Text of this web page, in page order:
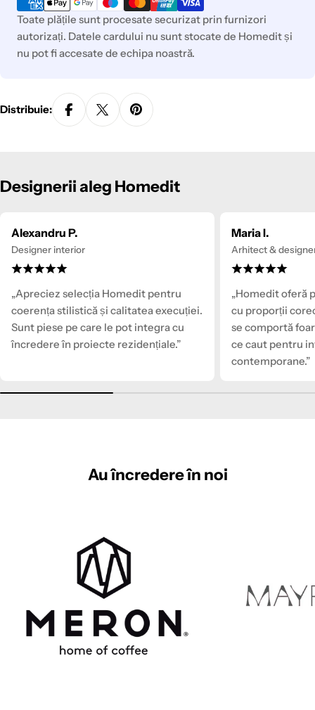
plată
Toate plățile sunt procesate securizat prin furnizori
autorizați. Datele cardului nu sunt stocate de Homedit și
nu pot fi accesate de echipa noastră.
Distribuie:
Designerii aleg Homedit
Alexandru P.
Designer interior
„Apreciez selecția Homedit pentru
coerența stilistică și calitatea execuției.
Sunt piese pe care le pot integra cu
încredere în proiecte rezidențiale.”
Maria I.
Arhitect &
„Homedit oferă
cu proporții
se comportă
ce caut pentru
contemporane.”
Auîncredereîn noi